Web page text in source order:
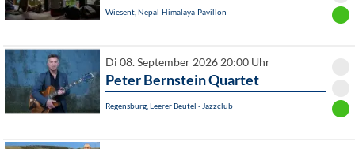
Wiesent, Nepal-Himalaya-Pavillon
Di 08. September 2026 20:00 Uhr
Peter Bernstein Quartet
Regensburg, Leerer Beutel - Jazzclub